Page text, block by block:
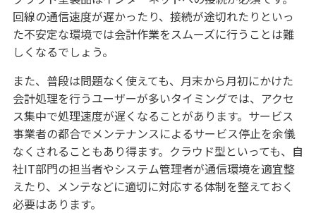
回線の通信速度が遅かったり、接続が途切れたりといっ
た不安定な環境では会計作業をスムーズに行うことは難
しくなるでしょう。
また、普段は問題なく使えても、月末から月初にかけた
会計処理を行うユーザーが多いタイミングでは、アクセ
ス集中で処理速度が遅くなることがあります。サービス
事業者の都合でメンテナンスによるサービス停止を余儀
なくされることもあり得ます。クラウド型といっても、自
社IT部門の担当者やシステム管理者が通信環境を適宜整
えたり、メンテなどに適切に対応する体制を整えておく
必要はあります。